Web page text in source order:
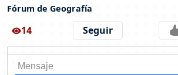
Fórum de Geografía
14 Seguir